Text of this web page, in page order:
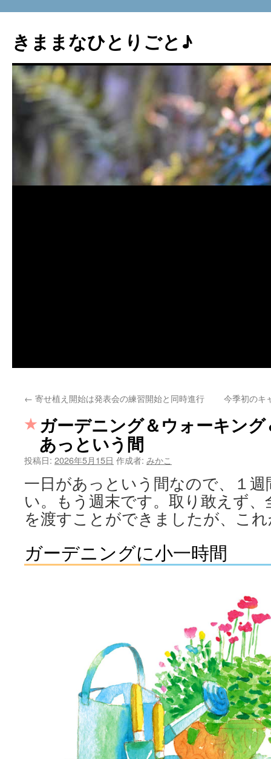
テ
ン
ス
キ
きままなひとりごと♪
← 寄せ植え開始は発表会の練習開始と同時進行 今季初のキ
ガーデニング＆ウォーキン
あっという間
投稿日: 2026年5月15日 作成者: みかこ
一日があっという間なので、１
い。もう週末です。取り敢えず
を渡すことができましたが、こ
ガーデニングに小一時間